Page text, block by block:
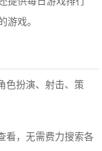
游戏。
色扮演、射击、策
看，无需费力搜索各